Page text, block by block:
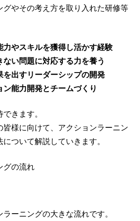
グやその考え方を取り入れた研修等
力やスキルを獲得し活かす経験
ない問題に対応する力を養う
を出すリーダーシップの開発
ン能力開発とチームづくり
きます。
様に向けて、アクションラーニン
ついて解説していきます。
グの流れ
ーニングの大きな流れです。